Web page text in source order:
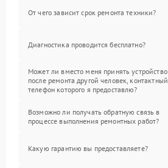
От чего зависит срок ремонта техники?
Диагностика проводится бесплатно?
Может ли вместо меня принять устройство
после ремонта другой человек, контактный
телефон которого я предоставлю?
Возможно ли получать обратную связь в
процессе выполнения ремонтных работ?
Какую гарантию вы предоставляете?